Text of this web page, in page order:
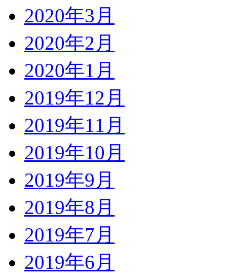
2020年3月
2020年2月
2020年1月
2019年12月
2019年11月
2019年10月
2019年9月
2019年8月
2019年7月
2019年6月